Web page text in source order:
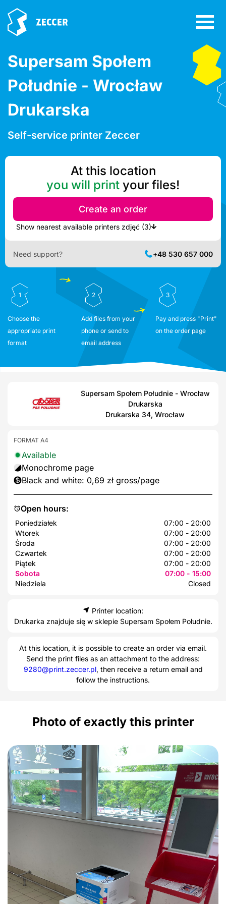
Supersam Społem
Południe - Wrocław
Drukarska
Self-service printer Zeccer
At this location
you will print your files!
Create an order
Show nearest available printers zdjęć (3)
Need support? +48 530 657 000
1
Choose the
appropriate print
format
2
Add files from your
phone or send to
email address
3
Pay and press "Print"
on the order page
Supersam Społem Południe - Wrocław
Drukarska
Drukarska 34, Wrocław
Open hours:
Poniedziałek
07:00 - 20:00
Wtorek
07:00 - 20:00
Środa
07:00 - 20:00
Czwartek
07:00 - 20:00
Piątek
07:00 - 20:00
Sobota
07:00 - 15:00
Niedziela
Closed
FORMAT A4
Available
Monochrome page
Black and white: 0,69 zł gross/page
Printer location:
Drukarka znajduje się w sklepie Supersam Społem Południe.
At this location, it is possible to create an order via email.
Send the print files as an attachment to the address:
9280@print.zeccer.pl, then receive a return email and
follow the instructions.
Photo of exactly this printer